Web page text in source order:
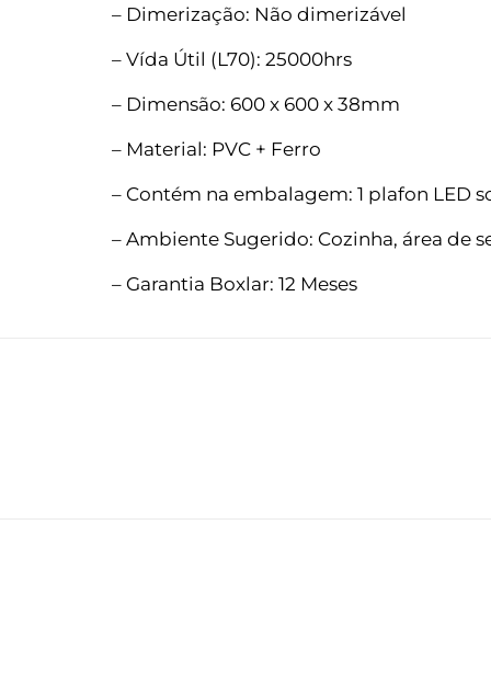
– Dimerização: Não dimerizável
– Vída Útil (L70): 25000hrs
– Dimensão: 600 x 600 x 38mm
– Material: PVC + Ferro
– Contém na embalagem: 1 plafon LED
– Ambiente Sugerido: Cozinha, área de
– Garantia Boxlar: 12 Meses